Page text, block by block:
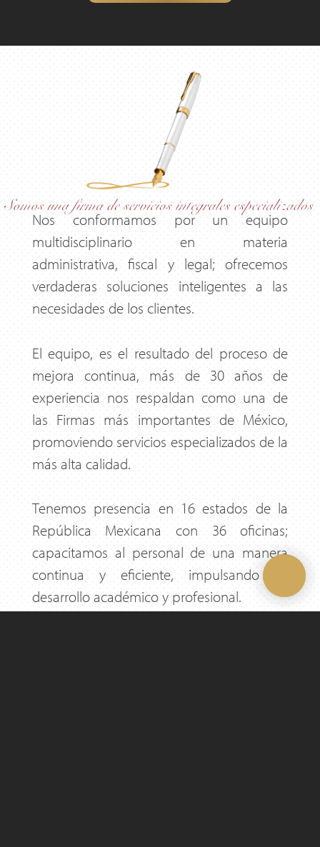
Nos conformamos por un equipo
multidisciplinario en materia
administrativa, fiscal y legal; ofrecemos
verdaderas soluciones inteligentes a las
necesidades de los clientes.
El equipo, es el resultado del proceso de
mejora continua, más de 30 años de
experiencia nos respaldan como una de
las Firmas más importantes de México,
promoviendo servicios especializados de la
más alta calidad.
Tenemos presencia en 16 estados de la
República Mexicana con 36 oficinas;
capacitamos al personal de una manera
continua y eficiente, impulsando su
desarrollo académico y profesional.